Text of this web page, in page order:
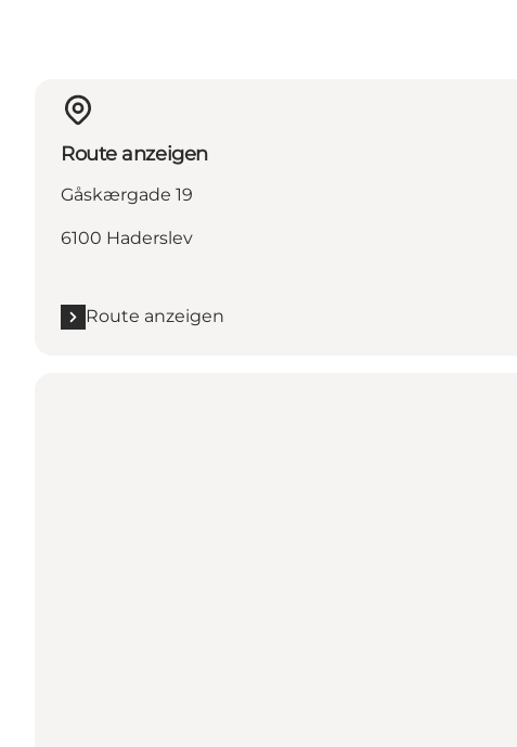
Route anzeigen
Gåskærgade 19
6100 Haderslev
Route anzeigen